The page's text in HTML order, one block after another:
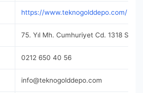
https://www.teknogolddepo.com/
75. Yıl Mh. Cumhuriyet Cd. 1318 Sk.
0212 650 40 56
info@teknogolddepo.com